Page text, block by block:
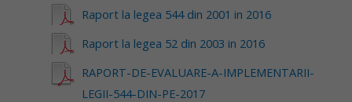
Raport la legea 544 din 2001 in 2016
Raport la legea 52 din 2003 in 2016
RAPORT-DE-EVALUARE-A-IMPLEMENTARII-
LEGII-544-DIN-PE-2017